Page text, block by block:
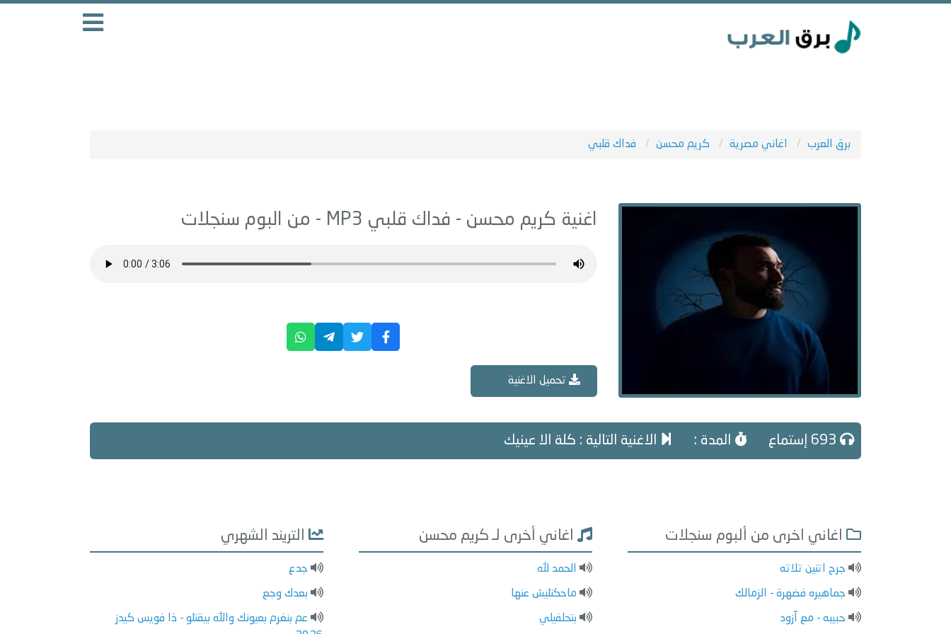
برق العرب اغاني مصرية كريم محسن فداك قلبي
اغنية كريم محسن - فداك قلبي سنجلات
تحميل الاغنية
المدة : الاغنية التالية : كلة الا عينيك
اغاني اخرى من ألبوم سنجلات
جرح اتنين تلاته
جماهيره فضهرة - الزمالك
حبيبه - مع آزود
اغاني أخرى لـ كريم محسن
الحمد لله
ماحكتليش عنها
بتحلفيلي
التريند الشهري
جدع
بعدك وجع
عم بنغرم بعيونك والله بيقتلو - ذا فويس كيدز